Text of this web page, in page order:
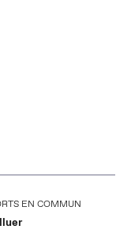
MARCHE OU LE VÉLO